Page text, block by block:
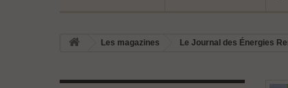
Les magazines Le Journal des Énergies